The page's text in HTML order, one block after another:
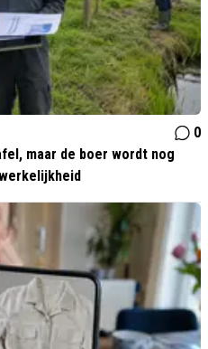
0
maar de boer wordt nog